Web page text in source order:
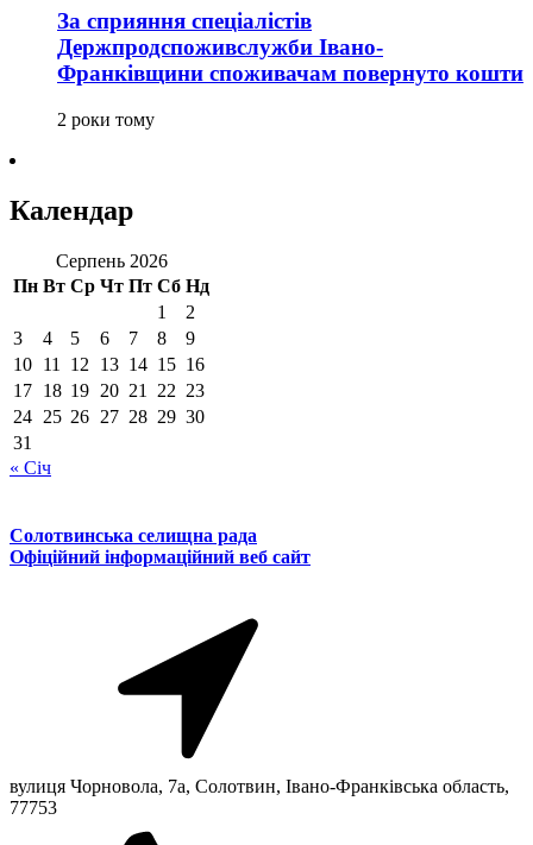
За сприяння спеціалістів
Держпродспоживслужби Івано-
Франківщини споживачам повернуто кошти
2 роки тому
Календар
Серпень 2026
Пн Вт Ср Чт Пт Сб Нд
1
2
3
4 5 6 7 8
9
10 11 12 13 14 15 16
17 18 19 20 21 22 23
24 25 26 27 28 29 30
31
« Січ
Солотвинська селищна рада
Офіційний інформаційний веб сайт
вулиця Чорновола, 7a, Солотвин, Івано-Франківська область,
77753